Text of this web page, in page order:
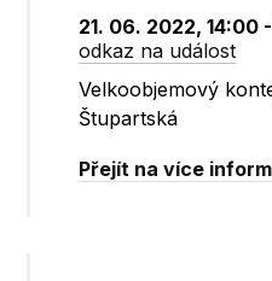
21. 06. 2022, 14:00
odkaz na událost
Velkoobjemový
Štupartská
Přejít na více